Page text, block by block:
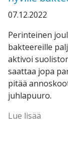
07.12.2022
Perinteinen
bakteereille
aktivoi
saattaa jopa
pitää
juhlapuuro.
Lue lisää